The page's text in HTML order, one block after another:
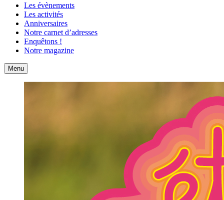
Les évènements
Les activités
Anniversaires
Notre carnet d’adresses
Enquêtons !
Notre magazine
Accueil
Menu Contact